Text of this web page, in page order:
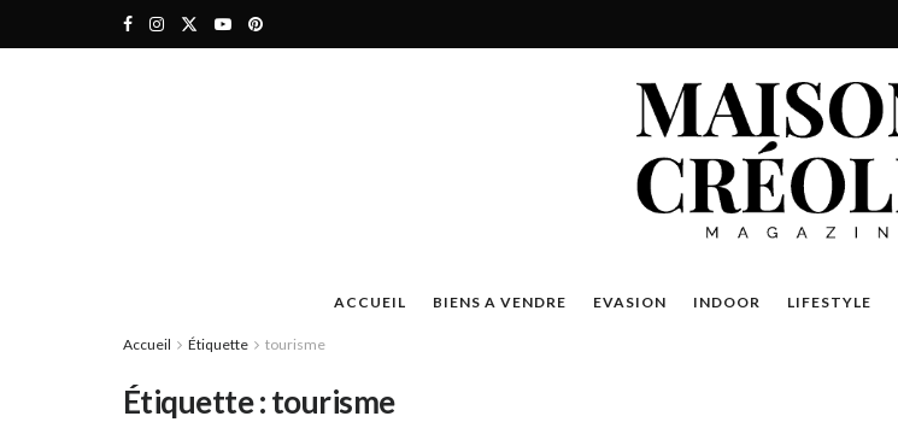
ACCUEIL BIENS A VENDRE EVASION INDOOR LIFESTYLE
Accueil Étiquette tourisme
Étiquette :tourisme